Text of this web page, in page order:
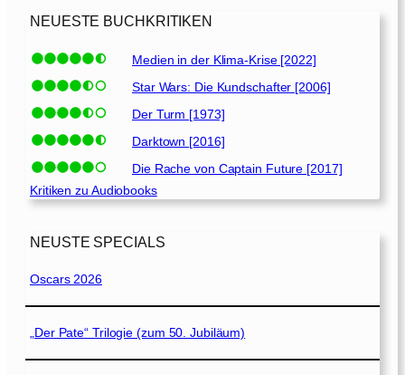
NEUESTE BUCHKRITIKEN
Medien in der Klima-Krise [2022]
Star Wars: Die Kundschafter [2006]
Der Turm [1973]
Darktown [2016]
Die Rache von Captain Future [2017]
Kritiken zu Audiobooks
NEUSTE SPECIALS
Oscars 2026
„Der Pate“ Trilogie (zum 50. Jubiläum)